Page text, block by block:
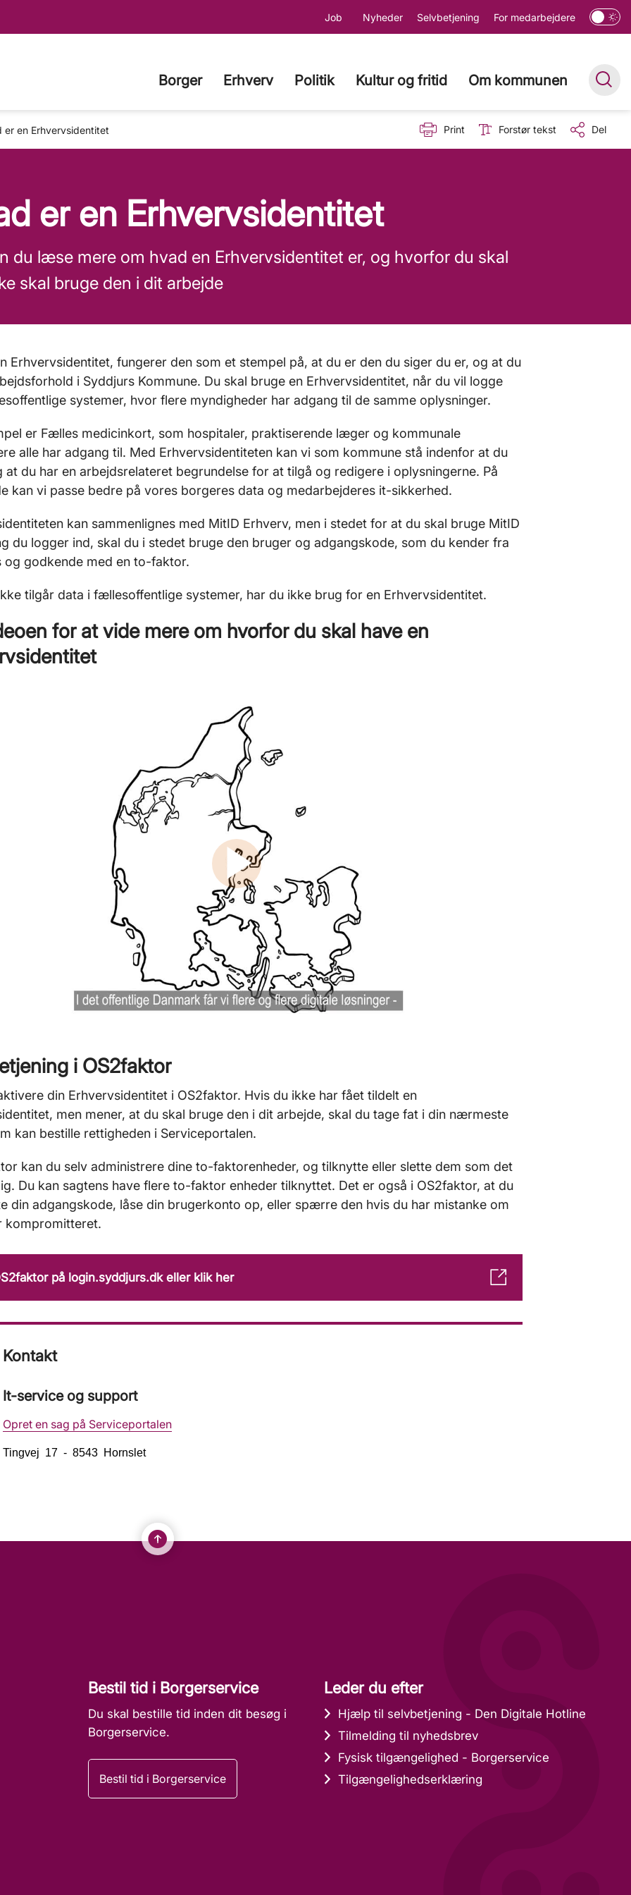
Job Nyheder Selvbetjening For medarbejdere
Borger Erhverv Politik Kultur og fritid Om kommunen
er en Erhvervsidentitet Print Forstør tekst Del
er en Erhvervsidentitet
du læse mere om hvad en Erhvervsidentitet er, og hvorfor du skal
skal bruge den i dit arbejde
Erhvervsidentitet, fungerer den som et stempel på, at du er den du siger du er, og at du
i Syddjurs Kommune. Du skal bruge en Erhvervsidentitet, når du vil logge
systemer, hvor flere myndigheder har adgang til de samme oplysninger.
er Fælles medicinkort, som hospitaler, praktiserende læger og kommunale
alle har adgang til. Med Erhvervsidentiteten kan vi som kommune stå indenfor at du
at du har en arbejdsrelateret begrundelse for at tilgå og redigere i oplysningerne. På
kan vi passe bedre på vores borgeres data og medarbejderes it-sikkerhed.
kan sammenlignes med MitID Erhverv, men i stedet for at du skal bruge MitID
du logger ind, skal du i stedet bruge den bruger og adgangskode, som du kender fra
og godkende med en to-faktor.
tilgår data i fællesoffentlige systemer, har du ikke brug for en Erhvervsidentitet.
for at vide mere om hvorfor du skal have en
i OS2faktor
din Erhvervsidentitet i OS2faktor. Hvis du ikke har fået tildelt en
men mener, at du skal bruge den i dit arbejde, skal du tage fat i din nærmeste
kan bestille rettigheden i Serviceportalen.
kan du selv administrere dine to-faktorenheder, og tilknytte eller slette dem som det
Du kan sagtens have flere to-faktor enheder tilknyttet. Det er også i OS2faktor, at du
din adgangskode, låse din brugerkonto op, eller spærre den hvis du har mistanke om
kompromitteret.
på login.syddjurs.dk eller klik her
Kontakt
It-service og support
Opret en sag på Serviceportalen
Tingvej 17 - 8543 Hornslet
Bestil tid i Borgerservice
Du skal bestille tid inden dit besøg i
Borgerservice.
Bestil tid i Borgerservice
Leder du efter
Hjælp til selvbetjening - Den Digitale Hotline
Tilmelding til nyhedsbrev
Fysisk tilgængelighed - Borgerservice
Tilgængelighedserklæring